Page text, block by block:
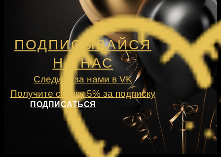
ПОДПИСЫВАЙСЯ
НА НАС
Следите за нами в VK
Получите скидку 5% за подписку
ПОДПИСАТЬСЯ